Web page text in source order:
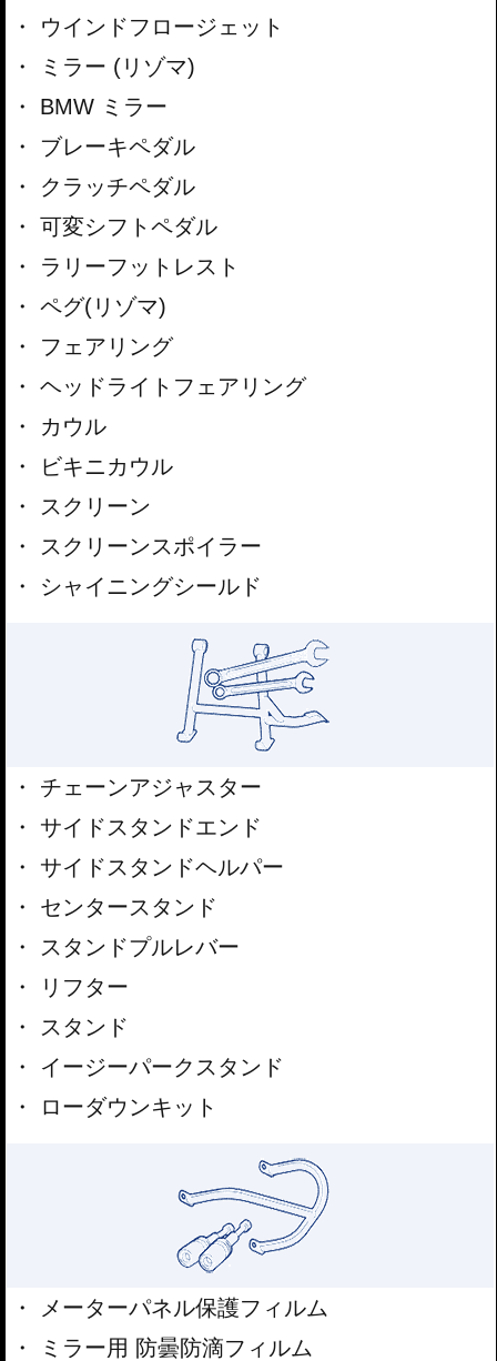
ウインドフロージェット
ミラー (リゾマ)
BMW ミラー
ブレーキペダル
クラッチペダル
可変シフトペダル
ラリーフットレスト
ペグ(リゾマ)
フェアリング
ヘッドライトフェアリング
カウル
ビキニカウル
スクリーン
スクリーンスポイラー
シャイニングシールド
チェーンアジャスター
サイドスタンドエンド
サイドスタンドヘルパー
センタースタンド
スタンドプルレバー
リフター
スタンド
イージーパークスタンド
ローダウンキット
メーターパネル保護フィルム
ミラー用 防曇防滴フィルム